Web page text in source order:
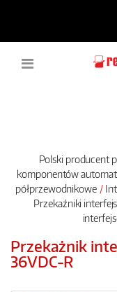
Polski producent
komponentów
półprzewodnikowe
Przekaźniki
Przekażnik
36VDC-R